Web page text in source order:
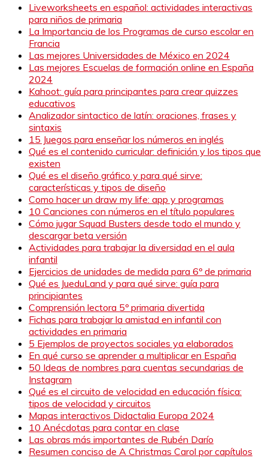
Liveworksheets en español: actividades interactivas
para niños de primaria
La Importancia de los Programas de curso escolar en
Francia
Las mejores Universidades de México en 2024
Las mejores Escuelas de formación online en España
2024
Kahoot: guía para principantes para crear quizzes
educativos
Analizador sintactico de latín: oraciones, frases y
sintaxis
15 Juegos para enseñar los números en inglés
Qué es el contenido curricular: definición y los tipos que
existen
Qué es el diseño gráfico y para qué sirve:
características y tipos de diseño
Como hacer un draw my life: app y programas
10 Canciones con números en el título populares
Cómo jugar Squad Busters desde todo el mundo y
descargar beta versión
Actividades para trabajar la diversidad en el aula
infantil
Ejercicios de unidades de medida para 6º de primaria
Qué es JueduLand y para qué sirve: guía para
principiantes
Comprensión lectora 5º primaria divertida
Fichas para trabajar la amistad en infantil con
actividades en primaria
5 Ejemplos de proyectos sociales ya elaborados
En qué curso se aprender a multiplicar en España
50 Ideas de nombres para cuentas secundarias de
Instagram
Qué es el circuito de velocidad en educación física:
tipos de velocidad y circuitos
Mapas interactivos Didactalia Europa 2024
10 Anécdotas para contar en clase
Las obras más importantes de Rubén Darío
Resumen conciso de A Christmas Carol por capítulos